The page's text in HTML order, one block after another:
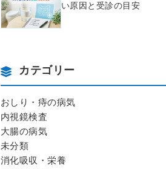
い原因と受診の目安
カテゴリー
おしり・痔の病気
内視鏡検査
大腸の病気
未分類
消化吸収・栄養